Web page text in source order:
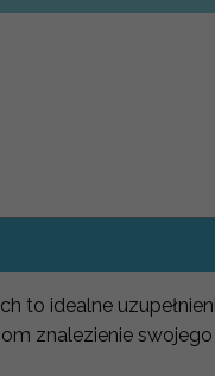
to idealne
znalezienie